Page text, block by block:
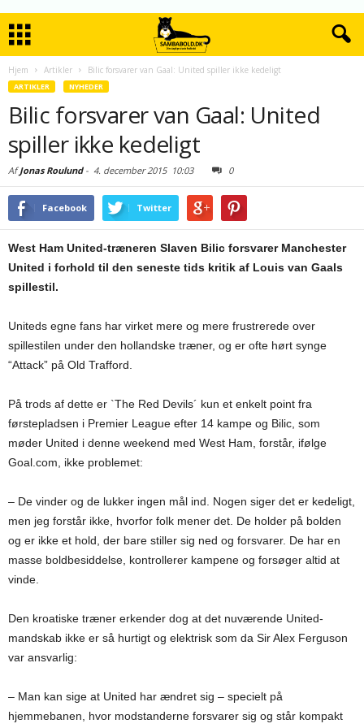
Hjem Artikler Bilic forsvarer van Gaal: United spiller ikke kedeligt
ARTIKLER NYHEDER
Bilic forsvarer van Gaal: United
spiller ikke kedeligt
AfJonas Roulund- 4. december 201510:03 0
Facebook Twitter
West Ham United-træneren Slaven Bilic forsvarer Manchester
United i forhold til den seneste tids kritik af Louis van Gaals
spillestil.
Uniteds egne fans har virket mere og mere frustrerede over
spillestilen under den hollandske træner, og er ofte hørt synge
“Attack” på Old Trafford.
På trods af dette er `The Red Devils´ kun et enkelt point fra
førstepladsen i Premier League efter 14 kampe og Bilic, som
møder United i denne weekend med West Ham, forstår, ifølge
Goal.com, ikke problemet:
– De vinder og de lukker ingen mål ind. Nogen siger det er kedeligt,
men jeg forstår ikke, hvorfor folk mener det. De holder på bolden
og er ikke et hold, der bare stiller sig ned og forsvarer. De har en
masse boldbesiddelse, kontrollerer kampene og forsøger altid at
vinde.
Den kroatiske træner erkender dog at det nuværende United-
mandskab ikke er så hurtigt og elektrisk som da Sir Alex Ferguson
var ansvarlig:
– Man kan sige at United har ændret sig – specielt på
hjemmebanen, hvor modstanderne forsvarer sig og står kompakt